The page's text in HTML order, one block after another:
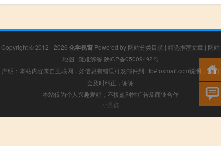
Copyright © 2012 - 2026 化学视窗 Powered by 网站分类目录 | 精选推荐文章 | 网站
地图 | 疑难解答 陕ICP备05009492号
声明：本站内容来自互联网，如信息有错误可发邮件到f_fb#foxmail.com说明，我们
会及时纠正，谢谢
本站仅为个人兴趣爱好，不接盈利性广告及商业合作
小男孩